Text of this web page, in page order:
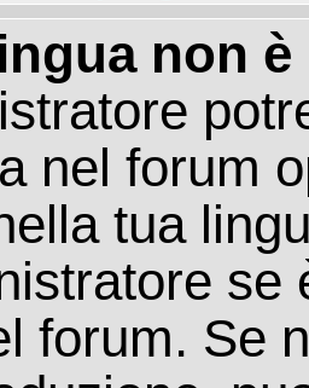
non
nel forum
tua
se
forum. Se